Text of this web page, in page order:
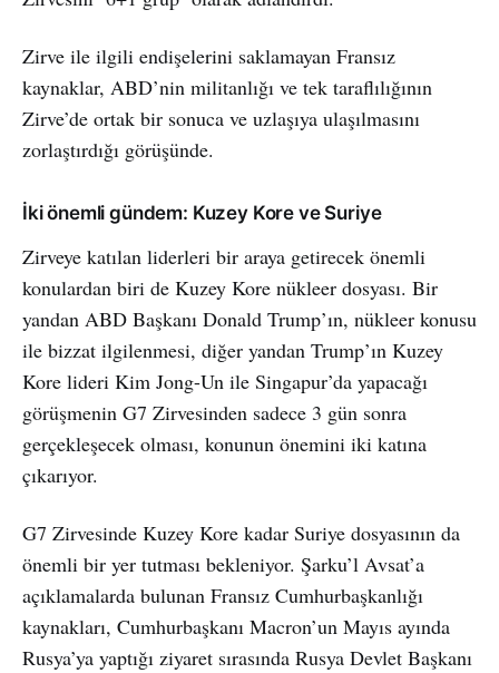
Zirve ile ilgili endişelerini saklamayan Fransız
kaynaklar, ABD’nin militanlığı ve tek taraflılığının
Zirve’de ortak bir sonuca ve uzlaşıya ulaşılmasını
zorlaştırdığı görüşünde.
İki önemli gündem: Kuzey Kore ve Suriye
Zirveye katılan liderleri bir araya getirecek önemli
konulardan biri de Kuzey Kore nükleer dosyası. Bir
yandan ABD Başkanı Donald Trump’ın, nükleer konusu
ile bizzat ilgilenmesi, diğer yandan Trump’ın Kuzey
Kore lideri Kim Jong-Un ile Singapur’da yapacağı
görüşmenin G7 Zirvesinden sadece 3 gün sonra
gerçekleşecek olması, konunun önemini iki katına
çıkarıyor.
G7 Zirvesinde Kuzey Kore kadar Suriye dosyasının da
önemli bir yer tutması bekleniyor. Şarku’l Avsat’a
açıklamalarda bulunan Fransız Cumhurbaşkanlığı
kaynakları, Cumhurbaşkanı Macron’un Mayıs ayında
Rusya’ya yaptığı ziyaret sırasında Rusya Devlet Başkanı